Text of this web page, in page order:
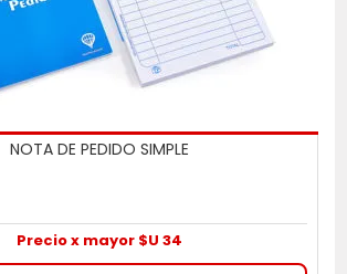
NOTA DE PEDIDO SIMPLE
Precio x mayor $U 34